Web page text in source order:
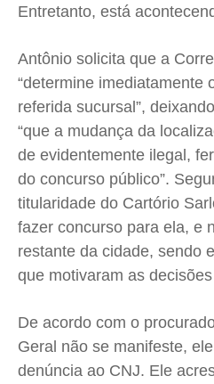
Anuncie
Expediente
Contato
Anuncie
Privacidade
Anuncie
Expediente
Contato
Anuncie
Privacidade
Anuncie
Expediente
Contato
Anuncie
Privacidade
Anuncie
Expediente
Contato
Anuncie
Privacidade
Entretanto, está
Antônio solicita que a
“determine imediatamente
referida sucursal”,
“que a mudança da
de evidentemente ilegal,
do concurso público”.
titularidade do Cartório
fazer concurso para ela, e
restante da cidade, sendo
que motivaram as
De acordo com o
Geral não se manifeste,
denúncia ao CNJ. Ele